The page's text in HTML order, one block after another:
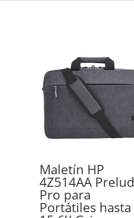
Maletín HP
4Z514AA
Pro para
Portátiles hasta